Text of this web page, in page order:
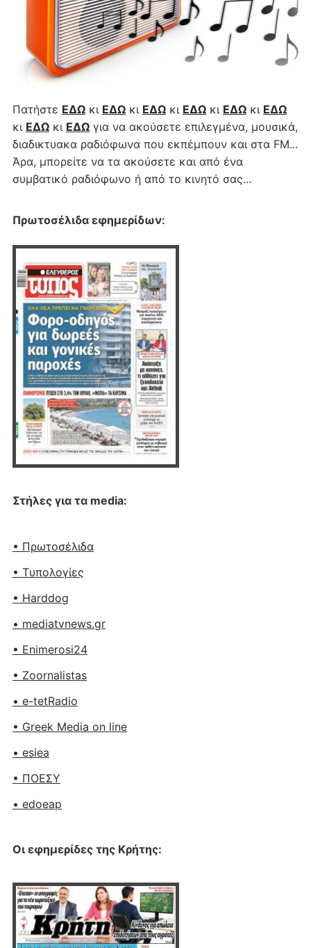
Πατήστε ΕΔΩκι ΕΔΩκι ΕΔΩκι ΕΔΩκι ΕΔΩκι ΕΔΩ
κι ΕΔΩκι ΕΔΩγια να ακούσετε επιλεγμένα, μουσικά,
διαδικτυακα ραδιόφωνα που εκπέμπουν και στα FM...
Άρα, μπορείτε να τα ακούσετε και από ένα
συμβατικό ραδιόφωνο ή από το κινητό σας...
Πρωτοσέλιδα εφημερίδων:
Στήλες για τα media:
• Πρωτοσέλιδα
• Tυπολογίες
• Harddog
• mediatvnews.gr
• Enimerosi24
• Zoornalistas
• e-tetRadio
• Greek Media on line
• esiea
• ΠΟΕΣΥ
• edoeap
Οι εφημερίδες της Κρήτης: